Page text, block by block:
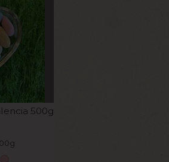
500g